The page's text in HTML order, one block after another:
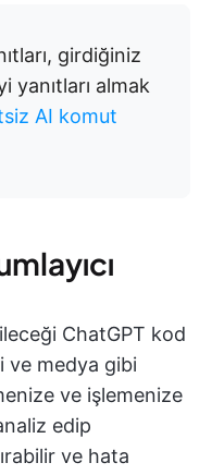
girdiğiniz
yanıtları almak
AI komut
ChatGPT kod
ve medya gibi
ve işlemenize
edip
ve hata